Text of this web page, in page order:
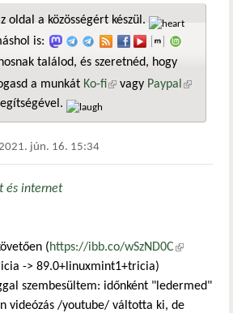
oldal a közösségért készül.
is:
találod, és szeretnéd, hogy
a munkát Ko-fi(külső hivatkozás)
vagy Paypal
jún. 16. 15:34
és internet
(https://ibb.co/wSzND0C(külső
-> 89.0+linuxmint1+tricia)
szembesültem: időnként "ledermed"
videózás /youtube/ váltotta ki, de